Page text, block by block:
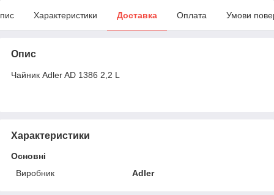
Характеристики Доставка Оплата Умови
Опис
Чайник Adler AD 1386 2,2 L
Характеристики
Основні
Виробник
Adler